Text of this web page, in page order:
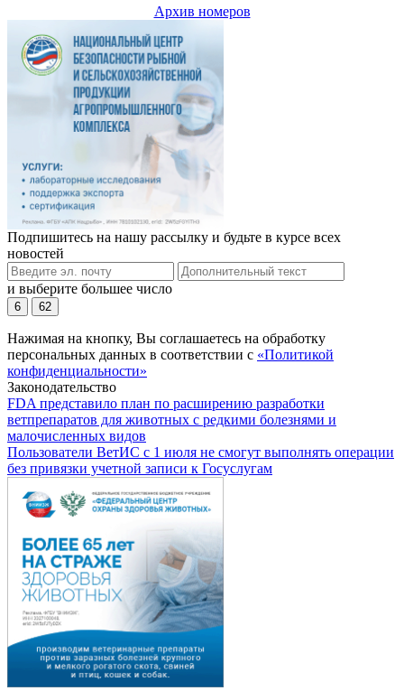
Архив номеров
Подпишитесь на нашу рассылку и будьте в курсе всех
новостей
и выберите большее число
6 62
Нажимая на кнопку, Вы соглашаетесь на обработку
персональных данных в соответствии с «Политикой
конфиденциальности»
Законодательство
FDA представило план по расширению разработки
ветпрепаратов для животных с редкими болезнями и
малочисленных видов
Пользователи ВетИС с 1 июля не смогут выполнять операции
без привязки учетной записи к Госуслугам